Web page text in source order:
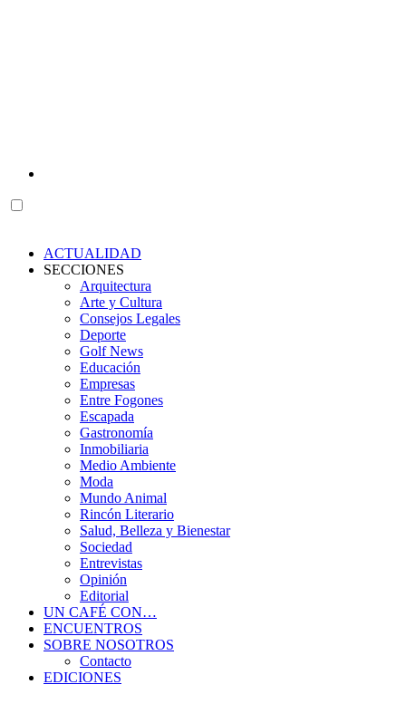
ACTUALIDAD
SECCIONES
Arquitectura
Arte y Cultura
Consejos Legales
Deporte
Golf News
Educación
Empresas
Entre Fogones
Escapada
Gastronomía
Inmobiliaria
Medio Ambiente
Moda
Mundo Animal
Rincón Literario
Salud, Belleza y Bienestar
Sociedad
Entrevistas
Opinión
Editorial
UN CAFÉ CON…
ENCUENTROS
SOBRE NOSOTROS
Contacto
EDICIONES